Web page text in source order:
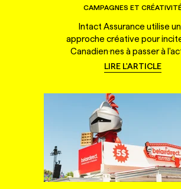
CAMPAGNES ET
Intact Assurance utilise
approche créative pour
Canadien·nes à passer à
LIRE L'ARTICLE